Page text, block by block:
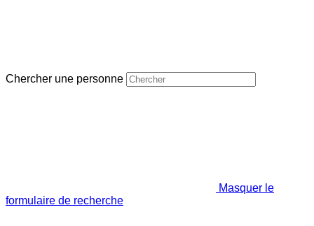
Chercher une personne
Masquer le
formulaire de recherche